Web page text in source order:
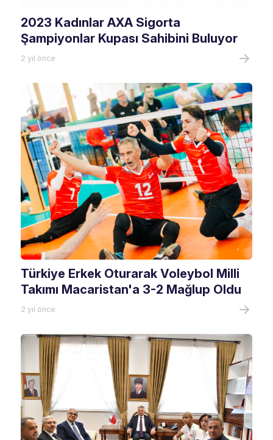
2023 Kadınlar AXA Sigorta
Şampiyonlar Kupası Sahibini Buluyor
2 yıl önce
Türkiye Erkek Oturarak Voleybol Milli
Takımı Macaristan'a 3-2 Mağlup Oldu
2 yıl önce